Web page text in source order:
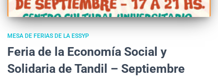
MESA DE FERIAS DE LA ESSYP
Feria de la Economía Social y
Solidaria de Tandil – Septiembre